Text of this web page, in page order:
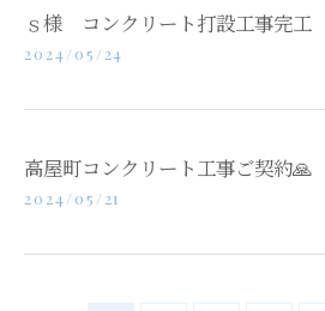
ｓ様 コンクリート打設工事完工
2024/05/24
高屋町コンクリート工事ご契約🙏
2024/05/21